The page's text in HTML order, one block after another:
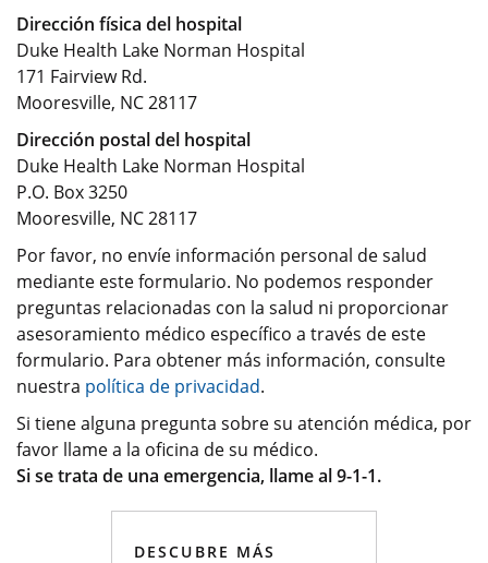
DESCUBRE MÁS
Dirección física del hospital
Duke Health Lake Norman Hospital
171 Fairview Rd.
Mooresville, NC 28117
Dirección postal del hospital
Duke Health Lake Norman Hospital
P.O. Box 3250
Mooresville, NC 28117
Por favor, no envíe información personal de salud
mediante este formulario. No podemos responder
preguntas relacionadas con la salud ni proporcionar
asesoramiento médico específico a través de este
formulario. Para obtener más información, consulte
nuestra política de privacidad.
Si tiene alguna pregunta sobre su atención médica, por
favor llame a la oficina de su médico.
Si se trata de una emergencia, llame al 9-1-1.